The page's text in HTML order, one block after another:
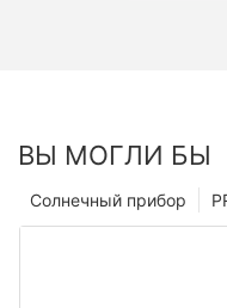
ВЫ МОГЛИ БЫ
Солнечный прибор